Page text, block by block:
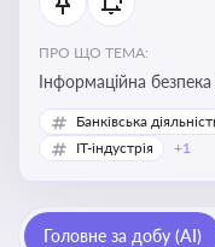
ПРО ЩО ТЕМА:
Інформаційна
на підприємстві
Банківська
IT-індустрія
+1
Головне за добу (AI)